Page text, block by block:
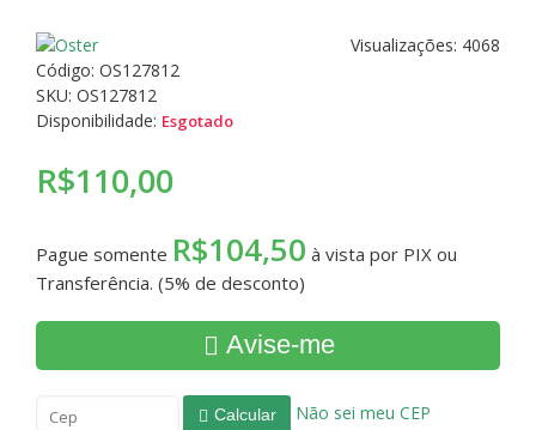
Visualizações: 4068
Código: OS127812
SKU: OS127812
Disponibilidade: Esgotado
R$110,00
Pague somente R$104,50 à vista por PIX ou
Transferência. (5% de desconto)
Avise-me
Calcular Não sei meu CEP